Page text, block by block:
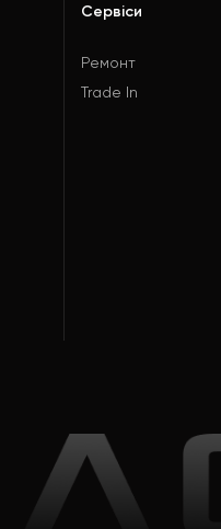
Сервіси
Ремонт
Trade In